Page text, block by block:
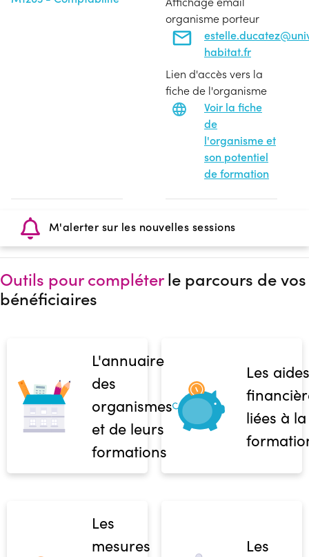
organisme porteur
habitat.fr
Lien d'accès vers la
fiche de l'organisme
Voir la fiche
de
l'organisme et
son potentiel
de formation
M'alerter sur les nouvelles sessions
Outils pour compléterle parcours de vos
bénéficiaires
L'annuaire
des
organismes
et de leurs
formations
Les aides
liées à la
Les
mesures
Les